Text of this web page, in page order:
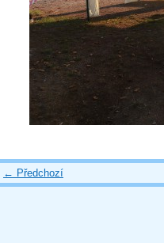
← Předchozí